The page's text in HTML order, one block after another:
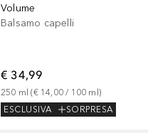
Volume
Balsamo capelli
€ 34,99
250 ml (€ 14,00 / 100 ml)
ESCLUSIVA
SORPRESA
Sponsorizzato